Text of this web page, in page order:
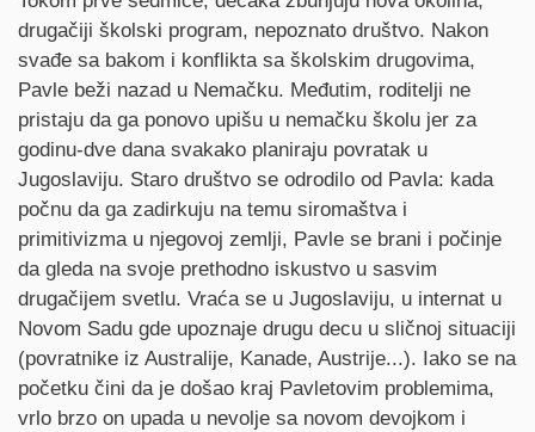
drugačiji školski program, nepoznato društvo. Nakon
svađe sa bakom i konflikta sa školskim drugovima,
Pavle beži nazad u Nemačku. Međutim, roditelji ne
pristaju da ga ponovo upišu u nemačku školu jer za
godinu-dve dana svakako planiraju povratak u
Jugoslaviju. Staro društvo se odrodilo od Pavla: kada
počnu da ga zadirkuju na temu siromaštva i
primitivizma u njegovoj zemlji, Pavle se brani i počinje
da gleda na svoje prethodno iskustvo u sasvim
drugačijem svetlu. Vraća se u Jugoslaviju, u internat u
Novom Sadu gde upoznaje drugu decu u sličnoj situaciji
(povratnike iz Australije, Kanade, Austrije...). Iako se na
početku čini da je došao kraj Pavletovim problemima,
vrlo brzo on upada u nevolje sa novom devojkom i